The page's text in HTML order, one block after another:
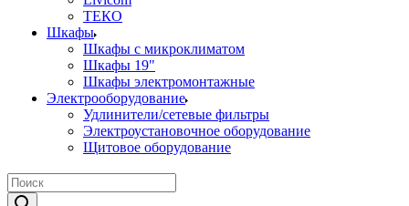
ТЕКО
Шкафы
Шкафы с микроклиматом
Шкафы 19"
Шкафы электромонтажные
Электрооборудование
Удлинители/сетевые фильтры
Электроустановочное оборудование
Щитовое оборудование